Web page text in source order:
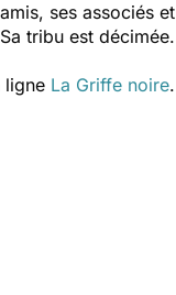
ses associés et
tribu est décimée.
ligne La Griffe noire.